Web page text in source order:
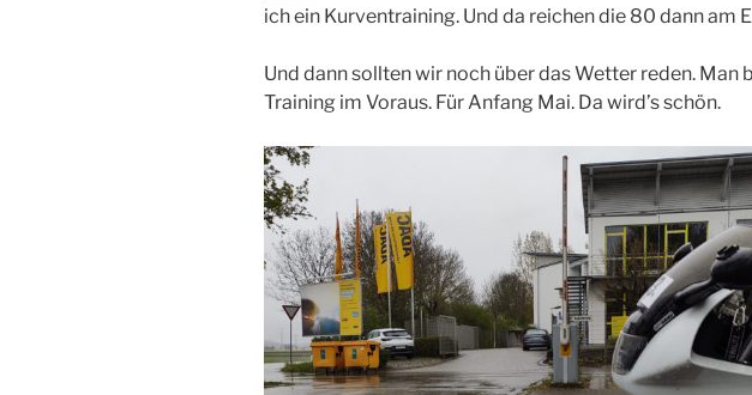
ich ein Kurventraining. Und da reichen die 80 dann am
Und dann sollten wir noch über das Wetter reden. Man
Training im Voraus. Für Anfang Mai. Da wird’s schön.